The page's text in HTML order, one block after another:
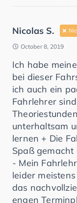
Nicolas S.
October 8, 2019
Ich habe
bei dieser
ich auch ein
Fahrlehrer
unterhaltsam
lernen + Die
Spaß
- Mein
leider
das
engen